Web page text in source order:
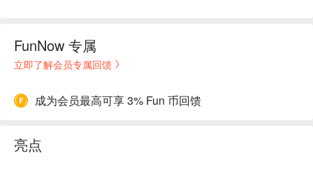
FunNow 专属
立即了解会员专属回馈
成为会员最高可享 3% Fun 币回馈
亮点